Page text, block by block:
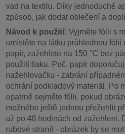
vad na textilu. Díky jednoduché
způsob, jak dodat oblečení a
Návod k použití: Vyjměte fólii s
umístěte na látku průhlednou fólií
papír, zažehlete na 150 °C bez
použití tlaku. Peč. papír
nažehlovačku - zabrání
ochrání podkladový materiál. Po
opatrně sejměte fólii, pokud
možného ještě jednou přežehlit
až po 48 hodinách od zažehlení.
rubové straně - obrázek by se